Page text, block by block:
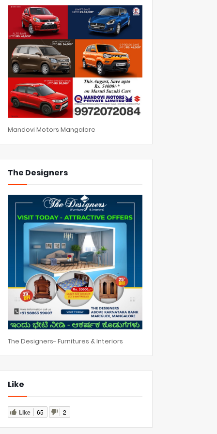
Mandovi Motors Mangalore
The Designers
The Designers- Furnitures & Interiors
Like
Like 65 2